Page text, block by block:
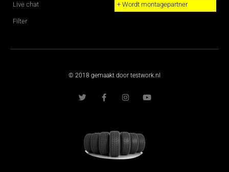
Live chat
Filter
+ Wordt montagepartner
© 2018 gemaakt door testwork.nl
w
i
a
c
o
k
-
f
n
s
r
a
m
o
u